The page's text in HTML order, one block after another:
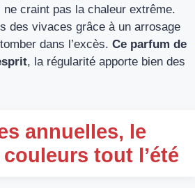
ne craint pas la chaleur extrême.
des vivaces grâce à un arrosage
dans l’excès. Ce parfum de
, la régularité apporte bien des
annuelles, le
tout l’été